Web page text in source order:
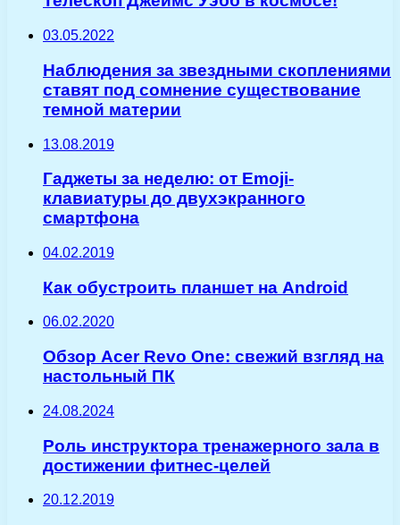
03.05.2022
Наблюдения за звездными скоплениями
ставят под сомнение существование
темной материи
13.08.2019
Гаджеты за неделю: от Emoji-
клавиатуры до двухэкранного
смартфона
04.02.2019
Как обустроить планшет на Android
06.02.2020
Обзор Acer Revo One: свежий взгляд на
настольный ПК
24.08.2024
Роль инструктора тренажерного зала в
достижении фитнес-целей
20.12.2019